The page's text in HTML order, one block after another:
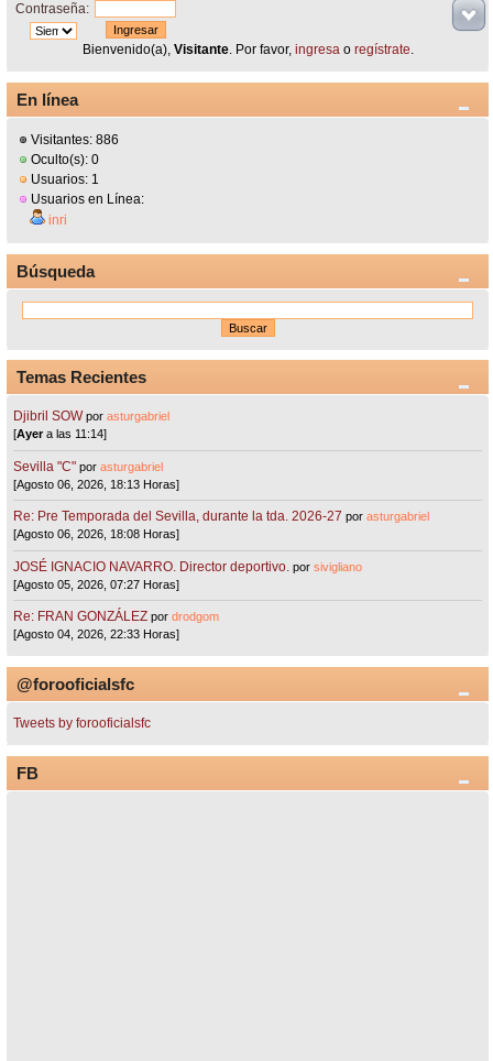
Contraseña:
Bienvenido(a), Visitante. Por favor, ingresao regístrate.
En línea
Visitantes: 886
Oculto(s): 0
Usuarios: 1
Usuarios en Línea:
inri
Búsqueda
Temas Recientes
Djibril SOW porasturgabriel
[Ayera las 11:14]
Sevilla "C"porasturgabriel
[Agosto 06, 2026, 18:13 Horas]
Re: Pre Temporada del Sevilla, durante la tda. 2026-27 porasturgabriel
[Agosto 06, 2026, 18:08 Horas]
JOSÉ IGNACIO NAVARRO. Director deportivo. porsivigliano
[Agosto 05, 2026, 07:27 Horas]
Re: FRAN GONZÁLEZ pordrodgom
[Agosto 04, 2026, 22:33 Horas]
@forooficialsfc
Tweets by forooficialsfc
FB